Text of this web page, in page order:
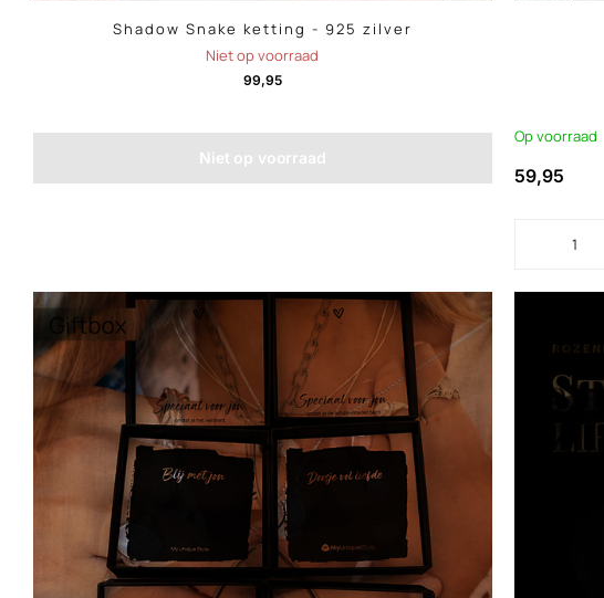
Shadow Snake ketting - 925 zilver
Niet op voorraad
99,95
Niet op voorraad
Op voorraad
59,95